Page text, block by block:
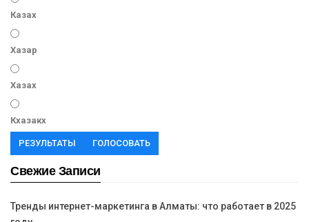
Казах
Хазар
Хазах
Кхазакх
РЕЗУЛЬТАТЫ ГОЛОСОВАТЬ
Свежие Записи
Тренды интернет-маркетинга в Алматы: что работает в 2025